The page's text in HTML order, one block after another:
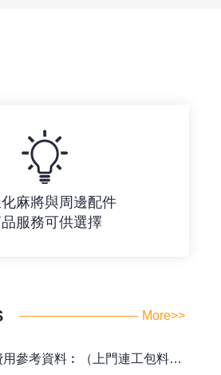
麻將與周邊配件
服務可供選擇
More>>
資料︰（上門連工包料全包價）